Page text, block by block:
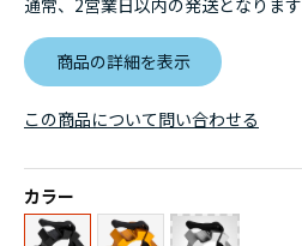
通常、2営業日以内の発送となります
商品の詳細を表示
カラー
この商品について問い合わせる